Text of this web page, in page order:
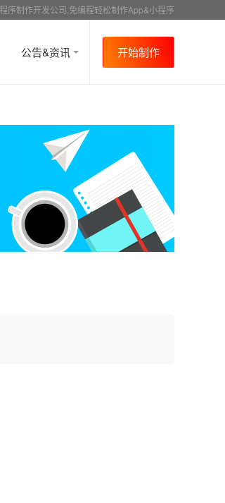
序制作开发公司,免编程轻松制作App&小程序
公告&资讯 开始制作